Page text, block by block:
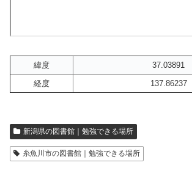
緯度
37.03891
経度
137.86237
新潟県の図書館｜勉強できる場所
糸魚川市の図書館｜勉強できる場所